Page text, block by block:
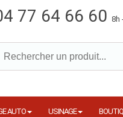
77 64 66 60 8h
AUTO USINAGE